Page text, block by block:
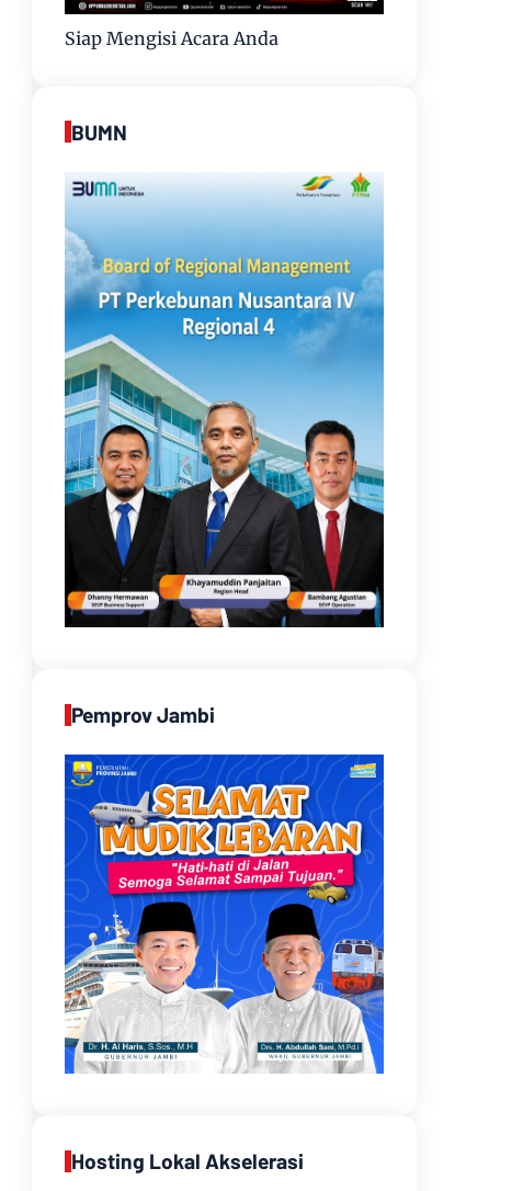
Siap Mengisi Acara Anda
BUMN
Pemprov Jambi
Hosting Lokal Akselerasi